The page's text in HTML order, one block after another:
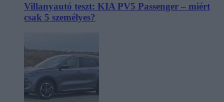
Villanyautó teszt: KIA PV5 Passenger – miért
csak 5 személyes?